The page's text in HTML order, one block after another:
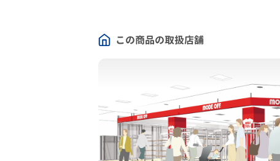
この商品の取扱店舗